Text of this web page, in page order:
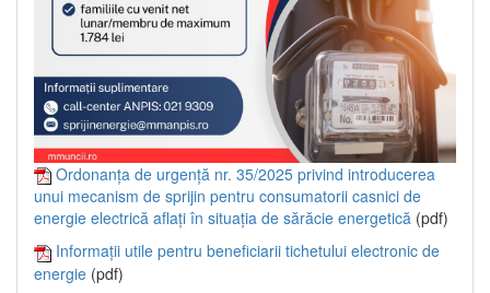
Ordonanța de urgență nr. 35/2025 privind introducerea
unui mecanism de sprijin pentru consumatorii casnici de
energie electrică aflați în situația de sărăcie energetică (pdf)
Informații utile pentru beneficiarii tichetului electronic de
energie (pdf)